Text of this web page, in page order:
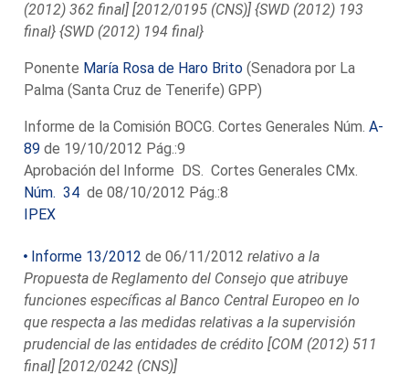
(2012) 362 final] [2012/0195 (CNS)] {SWD (2012) 193
final} {SWD (2012) 194 final}
Ponente María Rosa de Haro Brito (Senadora por La
Palma (Santa Cruz de Tenerife) GPP)
Informe de la Comisión BOCG. Cortes Generales Núm.A-
89 de 19/10/2012 Pág.:9
Aprobación del Informe DS. Cortes Generales CMx.
Núm. 34 de 08/10/2012 Pág.:8
IPEX
Informe 13/2012 de 06/11/2012 relativo a la
Propuesta de Reglamento del Consejo que atribuye
funciones específicas al Banco Central Europeo en lo
que respecta a las medidas relativas a la supervisión
prudencial de las entidades de crédito [COM (2012) 511
final] [2012/0242 (CNS)]